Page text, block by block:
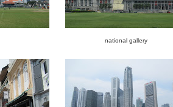
national gallery